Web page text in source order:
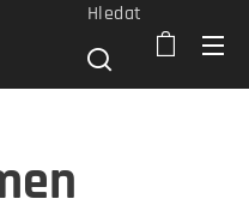
Hledat